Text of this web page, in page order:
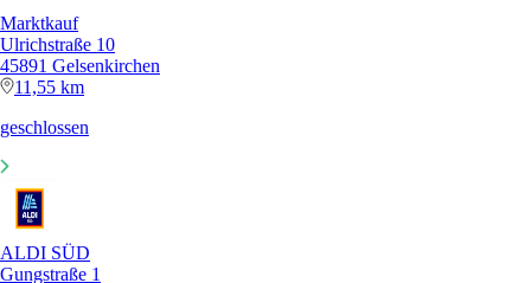
Marktkauf
Ulrichstraße 10
45891 Gelsenkirchen
11,55 km
geschlossen
ALDI SÜD
Gungstraße 1